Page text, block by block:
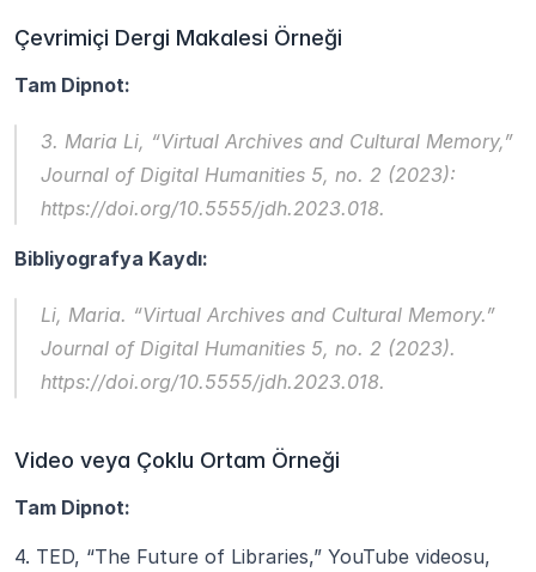
Çevrimiçi Dergi Makalesi Örneği
Tam Dipnot:
Journal of Digital Humanities 5, no. 2 (2023):
https://doi.org/10.5555/jdh.2023.018.
Bibliyografya Kaydı:
Journal of Digital Humanities 5, no. 2 (2023).
https://doi.org/10.5555/jdh.2023.018.
Video veya Çoklu Ortam Örneği
Tam Dipnot:
4. TED, “The Future of Libraries,” YouTube videosu,